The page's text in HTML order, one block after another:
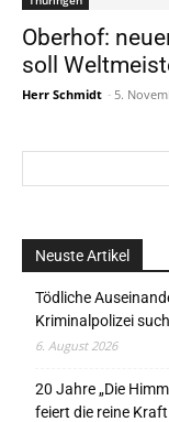
Oberhof:
soll
Herr Schmidt - 5.
Neuste Artikel
Tödliche
Kriminalpolizei
6. August 2026
20 Jahre „Die
feiert die reine